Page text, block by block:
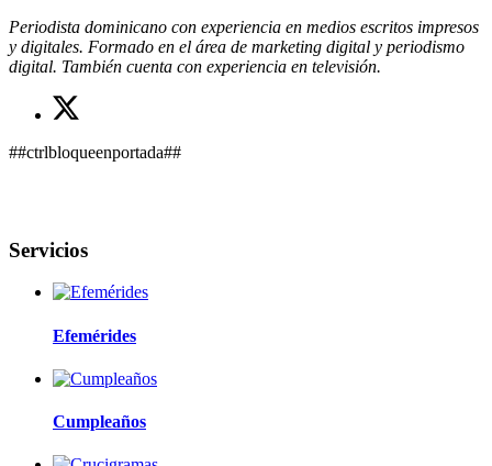
Periodista dominicano con experiencia en medios escritos impresos
y digitales. Formado en el área de marketing digital y periodismo
digital. También cuenta con experiencia en televisión.
##ctrlbloqueenportada##
Servicios
Efemérides
Cumpleaños